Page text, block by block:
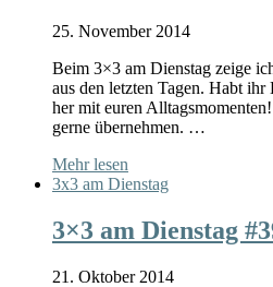
25. November 2014
Beim 3×3 am Dienstag zeige
aus den letzten Tagen. Habt ihr
her mit euren
gerne übernehmen. …
Mehr lesen
3x3 am Dienstag
3×3 am Dienstag
21. Oktober 2014